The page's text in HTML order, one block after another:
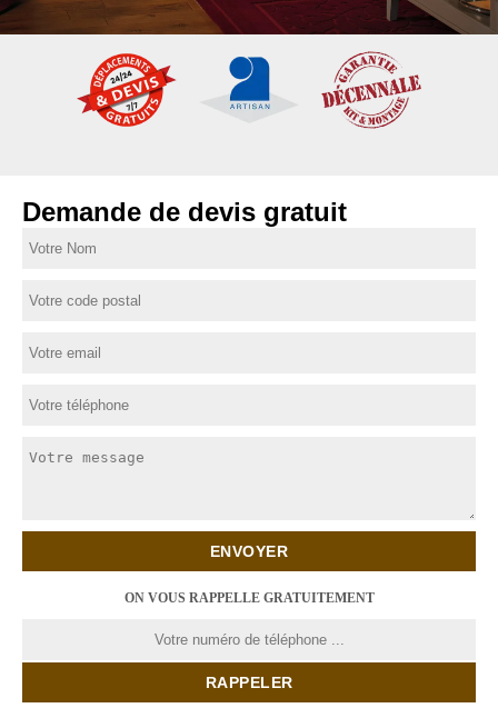
Demande de devis gratuit
ON VOUS RAPPELLE GRATUITEMENT